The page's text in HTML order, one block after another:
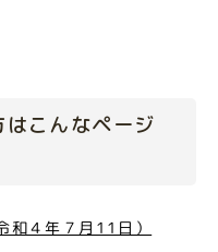
こんなページ
和４年７月11日）